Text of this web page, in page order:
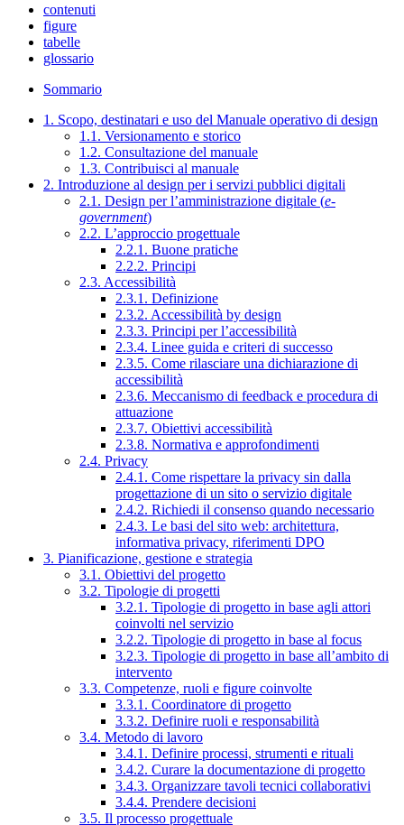
contenuti
figure
tabelle
glossario
Sommario
1. Scopo, destinatari e uso del Manuale operativo di design
1.1. Versionamento e storico
1.2. Consultazione del manuale
1.3. Contribuisci al manuale
2. Introduzione al design per i servizi pubblici digitali
2.1. Design per l’amministrazione digitale (e-
government)
2.2. L’approccio progettuale
2.2.1. Buone pratiche
2.2.2. Principi
2.3. Accessibilità
2.3.1. Definizione
2.3.2. Accessibilità by design
2.3.3. Principi per l’accessibilità
2.3.4. Linee guida e criteri di successo
2.3.5. Come rilasciare una dichiarazione di
accessibilità
2.3.6. Meccanismo di feedback e procedura di
attuazione
2.3.7. Obiettivi accessibilità
2.3.8. Normativa e approfondimenti
2.4. Privacy
2.4.1. Come rispettare la privacy sin dalla
progettazione di un sito o servizio digitale
2.4.2. Richiedi il consenso quando necessario
2.4.3. Le basi del sito web: architettura,
informativa privacy, riferimenti DPO
3. Pianificazione, gestione e strategia
3.1. Obiettivi del progetto
3.2. Tipologie di progetti
3.2.1. Tipologie di progetto in base agli attori
coinvolti nel servizio
3.2.2. Tipologie di progetto in base al focus
3.2.3. Tipologie di progetto in base all’ambito di
intervento
3.3. Competenze, ruoli e figure coinvolte
3.3.1. Coordinatore di progetto
3.3.2. Definire ruoli e responsabilità
3.4. Metodo di lavoro
3.4.1. Definire processi, strumenti e rituali
3.4.2. Curare la documentazione di progetto
3.4.3. Organizzare tavoli tecnici collaborativi
3.4.4. Prendere decisioni
3.5. Il processo progettuale